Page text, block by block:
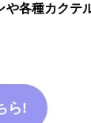
各種カクテ
ら!